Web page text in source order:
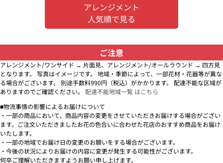
アレンジメント
人気順で見る
ご注意
アレンジメント/ワンサイド → 片面見、アレンジメント/オールラウンド → 四方見
となります。 写真はイメージです。 地域・季節によって、一部花材・花器等が異な
る場合がございます。 別途手数料990円（税込）がかかります。 配達不能な区域が
ありますのでご確認ください。 配達不能地域一覧 はこちら
■物流事情の影響によるお届けについて
・一部の商品において、商品内容の変更をさせていただきお届けする場合がござい
ます。ご注文いただきましたお花の色合いに合わせた花店のおすすめ商品をお届け
いたします。
・一部の地域でお届け日の変更のお願いをする場合がございます。
・今後の状況によりお届けの内容に変更が発生する可能性がございます。
何卒ご理解いただきますようお願い申し上げます。